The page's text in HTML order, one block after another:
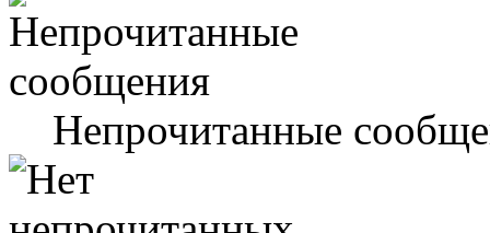
Непрочитанные